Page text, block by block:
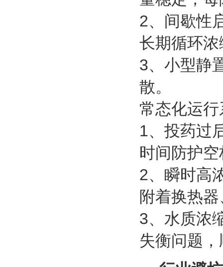
2、间歇性
长期循环
3、小型静
散。
常态化运
1、投药过
时间防护
2、瞬时高
附着换热
3、水质浓
失衡问题